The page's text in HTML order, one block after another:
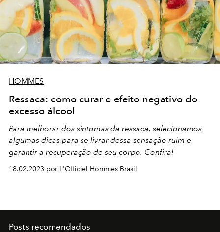
HOMMES
Ressaca: como curar o efeito negativo do
excesso álcool
Para melhorar dos sintomas da ressaca, selecionamos
algumas dicas para se livrar dessa sensação ruim e
garantir a recuperação de seu corpo. Confira!
18.02.2023 por L'Officiel Hommes Brasil
Posts recomendados